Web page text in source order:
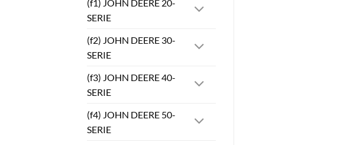
(f1) JOHN DEERE 20-
SERIE
(f2) JOHN DEERE 30-
SERIE
(f3) JOHN DEERE 40-
SERIE
(f4) JOHN DEERE 50-
SERIE